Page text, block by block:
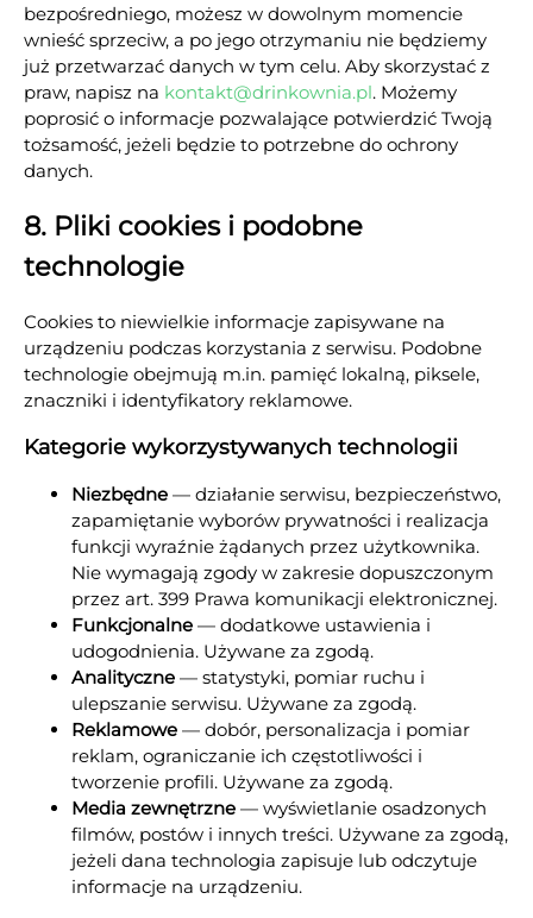
bezpośredniego, możesz w dowolnym momencie
wnieść sprzeciw, a po jego otrzymaniu nie będziemy
już przetwarzać danych w tym celu. Aby skorzystać z
praw, napisz na kontakt@drinkownia.pl. Możemy
poprosić o informacje pozwalające potwierdzić Twoją
tożsamość, jeżeli będzie to potrzebne do ochrony
danych.
8. Pliki cookies i podobne
technologie
Cookies to niewielkie informacje zapisywane na
urządzeniu podczas korzystania z serwisu. Podobne
technologie obejmują m.in. pamięć lokalną, piksele,
znaczniki i identyfikatory reklamowe.
Kategorie wykorzystywanych technologii
Niezbędne — działanie serwisu, bezpieczeństwo,
zapamiętanie wyborów prywatności i realizacja
funkcji wyraźnie żądanych przez użytkownika.
Nie wymagają zgody w zakresie dopuszczonym
przez art. 399 Prawa komunikacji elektronicznej.
Funkcjonalne — dodatkowe ustawienia i
udogodnienia. Używane za zgodą.
Analityczne — statystyki, pomiar ruchu i
ulepszanie serwisu. Używane za zgodą.
Reklamowe — dobór, personalizacja i pomiar
reklam, ograniczanie ich częstotliwości i
tworzenie profili. Używane za zgodą.
Media zewnętrzne — wyświetlanie osadzonych
filmów, postów i innych treści. Używane za zgodą,
jeżeli dana technologia zapisuje lub odczytuje
informacje na urządzeniu.